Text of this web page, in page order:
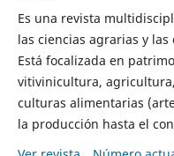
Es una revista
las ciencias agrarias y
Está focalizada en
vitivinicultura,
culturas alimentarias
la producción hasta el